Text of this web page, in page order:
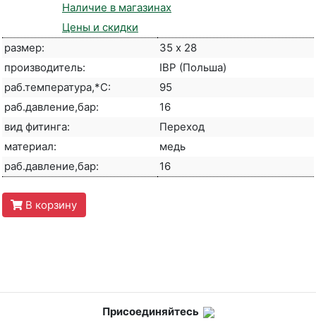
Наличие в магазинах
Цены и скидки
размер:
35 х 28
производитель:
IBP (Польша)
раб.температура,*С:
95
раб.давление,бар:
16
вид фитинга:
Переход
материал:
медь
раб.давление,бар:
16
В корзину
Присоединяйтесь